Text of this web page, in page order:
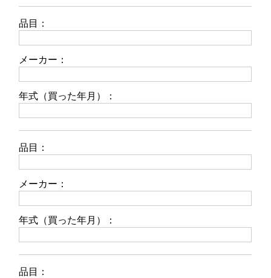
品目：
メーカー：
年式（買った年月）：
品目：
メーカー：
年式（買った年月）：
品目：